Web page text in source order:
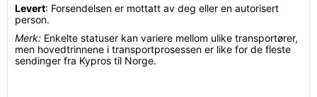
Levert: Forsendelsen er mottatt av deg eller en autorisert
person.
Merk: Enkelte statuser kan variere mellom ulike transportører,
men hovedtrinnene i transportprosessen er like for de fleste
sendinger fra Kypros til Norge.